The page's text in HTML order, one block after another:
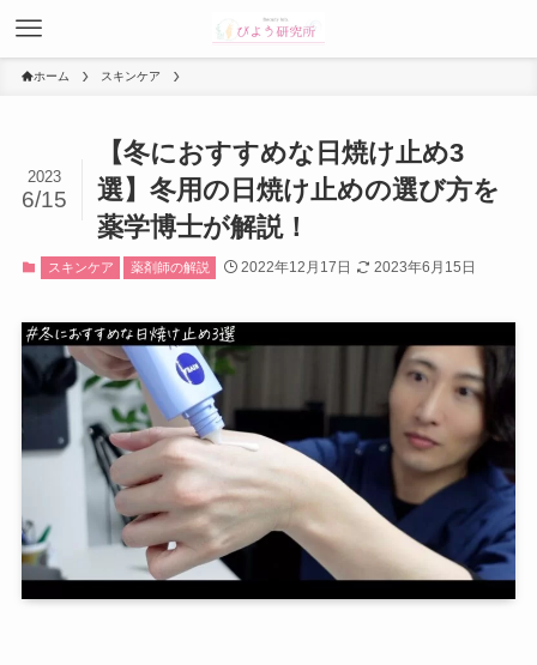
ホーム スキンケア
【冬におすすめな日焼け止め3
選】冬用の日焼け止めの選び方を
薬学博士が解説！
2023
6/15
スキンケア 薬剤師の解説 2022年12月17日 2023年6月15日